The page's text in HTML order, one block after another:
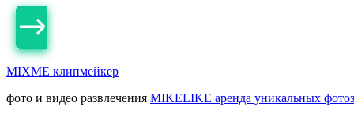
MIXME клипмейкер
фото и видео развлечения MIKELIKE аренда уникальных